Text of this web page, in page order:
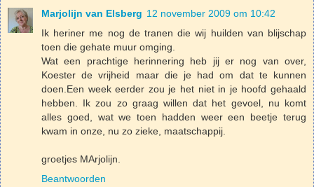
Marjolijn van Elsberg 12 november 2009 om 10:42
Ik heriner me nog de tranen die wij huilden van blijschap
toen die gehate muur omging.
Wat een prachtige herinnering heb jij er nog van over,
Koester de vrijheid maar die je had om dat te kunnen
doen.Een week eerder zou je het niet in je hoofd gehaald
hebben. Ik zou zo graag willen dat het gevoel, nu komt
alles goed, wat we toen hadden weer een beetje terug
kwam in onze, nu zo zieke, maatschappij.
groetjes MArjolijn.
Beantwoorden